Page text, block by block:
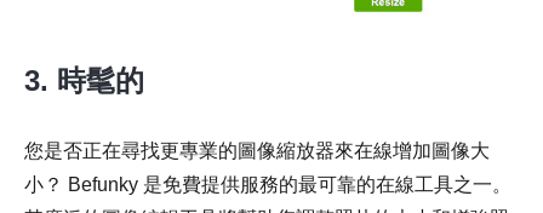
3. 時髦的
您是否正在尋找更專業的圖像縮放器來在線增加圖像大
小？ Befunky 是免費提供服務的最可靠的在線工具之一。